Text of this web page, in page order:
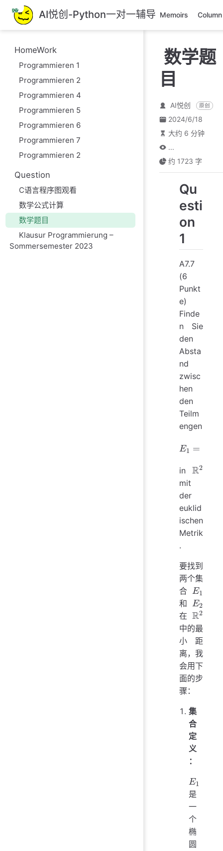
跳
至
主
內
AI悦创-Python一对一辅导 Memoirs Column
HomeWork
Programmieren 1
Programmieren 2
Programmieren 4
Programmieren 5
Programmieren 6
Programmieren 7
Programmieren 2
Question
C语言程序图观看
数学公式计算
数学题目
Klausur Programmierung –
Sommersemester 2023
数学题
目
AI悦创 原创
2024/6/18
大约 6 分钟
...
约 1723 字
Qu
esti
on
1
A7.7
(6
Punkt
e)
Finde
n Sie
den
Absta
nd
zwisc
hen
den
Teilm
engen
E_1 =
E1 =
in R2
mit
der
euklid
ischen
Metrik
.
要找到
两个集
合 E_1
E1
和 E_2
E2
在 R2
中的最
小距
离，我
会用下
面的步
骤：
集
合
定
义
：
E_1
E1
是
一
个
椭
圆